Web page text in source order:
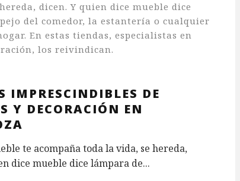
dicen. Y quien dice mueble dice
del comedor, la estantería o cualquier
En estas tiendas, especialistas en
los reivindican.
IMPRESCINDIBLES DE
Y DECORACIÓN EN
te acompaña toda la vida, se hereda,
dice mueble dice lámpara de...